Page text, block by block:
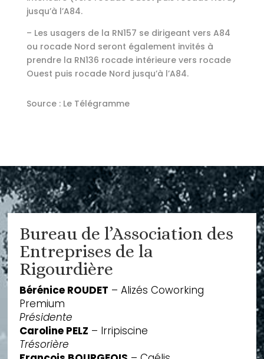
jusqu’à l’A84.
– Les usagers de la RN157 se dirigeant vers A84
ou rocade Nord seront également invités à
prendre la RN136 rocade intérieure vers rocade
Ouest puis rocade Nord jusqu’à l’A84.
Source : Le Télégramme
Bureau de l’Association des
Entreprises de la
Rigourdière
Bérénice ROUDET – Alizés Coworking
Premium
Présidente
Caroline PELZ – Irripiscine
Trésorière